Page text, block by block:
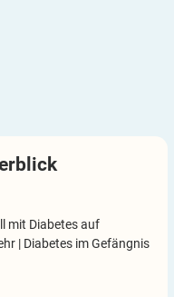
mit Diabetes auf
| Diabetes im Gefängnis